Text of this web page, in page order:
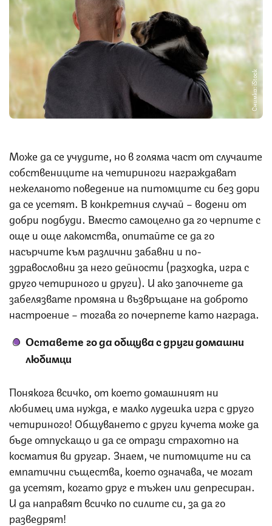
Снимка: iStock
Може да се учудите, но в голяма част от случаите
собствениците на четириноги награждават
нежеланото поведение на питомците си без дори
да се усетят. В конкретния случай – водени от
добри подбуди. Вместо самоцелно да го черпите с
още и още лакомства, опитайте се да го
насърчите към различни забавни и по-
здравословни за него дейности (разходка, игра с
друго четириного и други). И ако започнете да
забелязвате промяна и възвръщане на доброто
настроение – тогава го почерпете като награда.
Оставете го да общува с други домашни
любимци
Понякога всичко, от което домашният ни
любимец има нужда, е малко лудешка игра с друго
четириного! Общуването с други кучета може да
бъде отпускащо и да се отрази страхотно на
косматия ви другар. Знаем, че питомците ни са
емпатични същества, което означава, че могат
да усетят, когато друг е тъжен или депресиран.
И да направят всичко по силите си, за да го
разведрят!